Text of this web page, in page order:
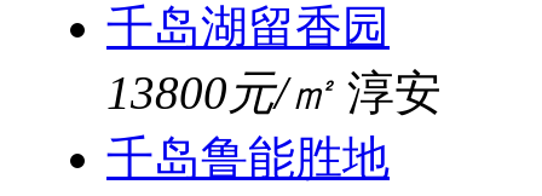
千岛湖留香园
13800元/㎡ 淳安
千岛鲁能胜地